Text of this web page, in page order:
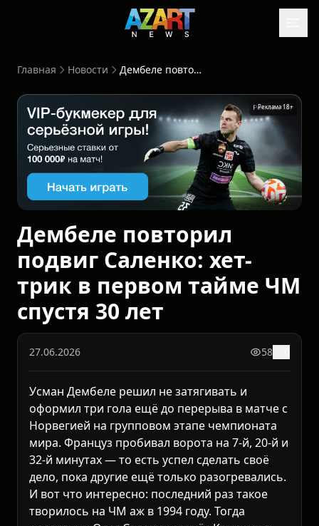
Главная Новости Дембеле повторил подвиг Саленко: хет-трик в первом тайме ЧМ спустя 30 лет
Дембеле повторил
подвиг Саленко: хет-
трик в первом тайме ЧМ
спустя 30 лет
27.06.2026 58
Усман Дембеле решил не затягивать и
оформил три гола ещё до перерыва в матче с
Норвегией на групповом этапе чемпионата
мира. Француз пробивал ворота на 7-й, 20-й и
32-й минутах — то есть успел сделать своё
дело, пока другие ещё только разогревались.
И вот что интересно: последний раз такое
творилось на ЧМ аж в 1994 году. Тогда